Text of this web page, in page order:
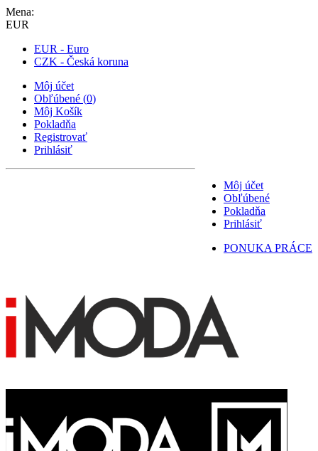
Mena:
EUR
EUR - Euro
CZK - Česká koruna
Môj účet
Obľúbené (0)
Môj Košík
Pokladňa
Registrovať
Prihlásiť
Môj účet
Obľúbené
Pokladňa
Prihlásiť
PONUKA PRÁCE